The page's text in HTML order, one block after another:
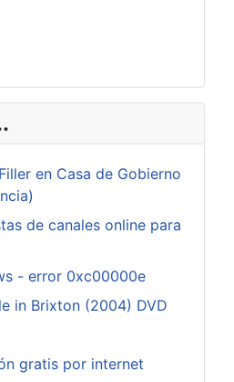
en Casa de Gobierno
de canales online para
- error 0xc00000e
in Brixton (2004) DVD
gratis por internet